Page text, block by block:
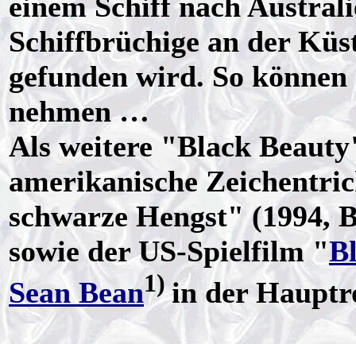
Schiffbrüchige an der
gefunden wird. So
nehmen …
Als weitere "Black
amerikanische
schwarze Hengst" (1994,
sowie der US-Spielfilm "
Sean Bean1) in der